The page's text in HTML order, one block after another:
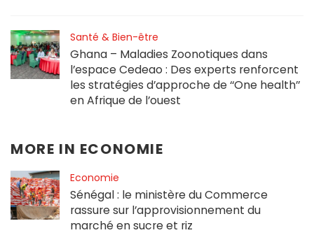
Santé & Bien-être
Ghana – Maladies Zoonotiques dans
l’espace Cedeao : Des experts renforcent
les stratégies d’approche de ‘‘One health’’
en Afrique de l’ouest
MORE IN ECONOMIE
Economie
Sénégal : le ministère du Commerce
rassure sur l’approvisionnement du
marché en sucre et riz